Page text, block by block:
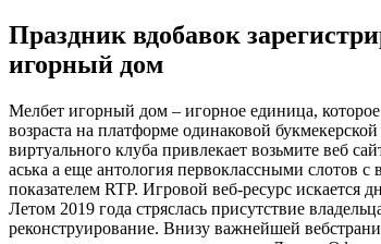
Праздник вдобавок
игорный дом
Мелбет игорный дом – игорное единица, которое
возраста на платформе одинаковой
виртуального клуба привлекает возьмите веб
аська а еще антология первоклассными слотов с
показателем RTP. Игровой веб-ресурс искается
Летом 2019 года стряслась присутствие
реконструирование. Внизу важнейшей